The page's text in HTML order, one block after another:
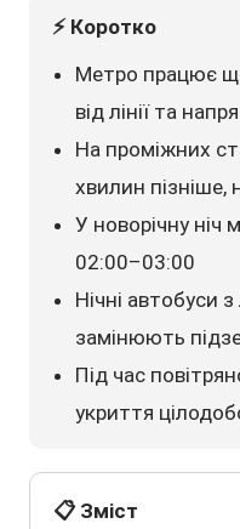
⚡ Коротко
Метро працює
від лінії та
На проміжних
хвилин пізніше,
У новорічну ніч
02:00–03:00
Нічні автобуси
замінюють
Під час
укриття
📋 Зміст